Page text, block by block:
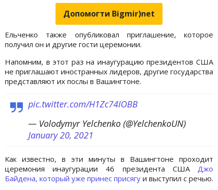
Допомогти Bigmir)net
Ельченко также опубликовал приглашение, которое
получил он и другие гости церемонии.
Напомним, в этот раз на инаугурацию президентов США
не приглашают иностранных лидеров, другие государства
представляют их послы в Вашингтоне.
pic.twitter.com/H1Zc74IOBB
— Volodymyr Yelchenko (@YelchenkoUN)
January 20, 2021
Как известно, в эти минуты в Вашингтоне проходит
церемония инаугурации 46 президента США Джо
Байдена, который уже принес присягу и выступил с речью.